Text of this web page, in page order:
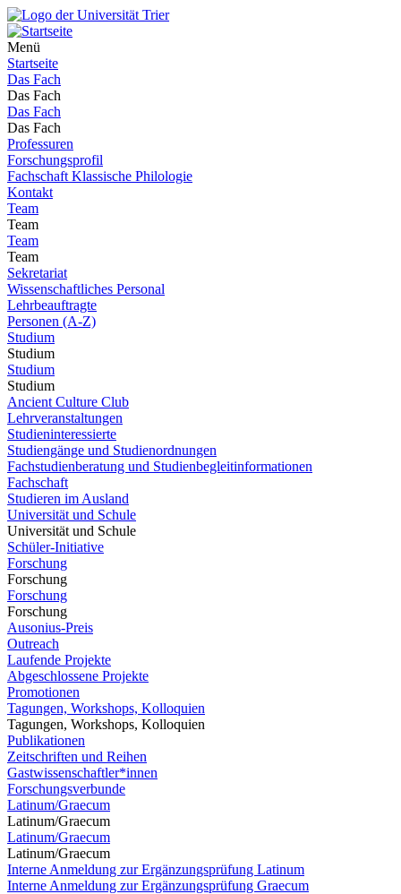
Menü
Startseite
Das Fach
Das Fach
Das Fach
Das Fach
Professuren
Forschungsprofil
Fachschaft Klassische Philologie
Kontakt
Team
Team
Team
Team
Sekretariat
Wissenschaftliches Personal
Lehrbeauftragte
Personen (A-Z)
Studium
Studium
Studium
Studium
Ancient Culture Club
Lehrveranstaltungen
Studieninteressierte
Studiengänge und Studienordnungen
Fachstudienberatung und Studienbegleitinformationen
Fachschaft
Studieren im Ausland
Universität und Schule
Universität und Schule
Schüler-Initiative
Forschung
Forschung
Forschung
Forschung
Ausonius-Preis
Outreach
Laufende Projekte
Abgeschlossene Projekte
Promotionen
Tagungen, Workshops, Kolloquien
Tagungen, Workshops, Kolloquien
Publikationen
Zeitschriften und Reihen
Gastwissenschaftler*innen
Forschungsverbunde
Latinum/Graecum
Latinum/Graecum
Latinum/Graecum
Latinum/Graecum
Interne Anmeldung zur Ergänzungsprüfung Latinum
Interne Anmeldung zur Ergänzungsprüfung Graecum